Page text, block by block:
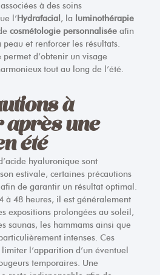
à des soins
l’Hydrafacial , la luminothérapie
cosmétologie personnaliséeafin
peau et renforcer les résultats.
d’obtenir un visage
tout au long de l’été.
à
une
été
hyaluronique sont
estivale, certaines précautions
de garantir un résultat optimal.
à 48 heures, il est généralement
expositions prolongées au soleil,
saunas, les hammams ainsi que
intenses. Ces
l’apparition d’un éventuel
temporaires. Une